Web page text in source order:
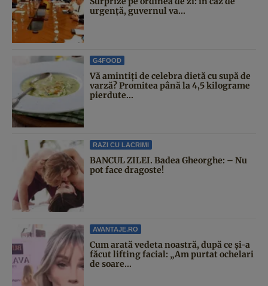
urgență, guvernul va...
G4FOOD
Vă amintiți de celebra dietă cu supă de
varză? Promitea până la 4,5 kilograme
pierdute...
RAZI CU LACRIMI
BANCUL ZILEI. Badea Gheorghe: – Nu
pot face dragoste!
AVANTAJE.RO
Cum arată vedeta noastră, după ce și-a
făcut lifting facial: „Am purtat ochelari
de soare...